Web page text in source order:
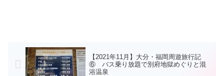
【2021年11月】大分・福岡周遊旅行記
⑥ バス乗り放題で別府地獄めぐりと混
浴温泉